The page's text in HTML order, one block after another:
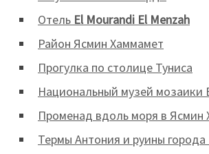
Отель El Mourandi El Menzah
Район Ясмин Хаммамет
Прогулка по столице Туниса
Национальный музей мозаики
Променад вдоль моря в Ясмин
Термы Антония и руины города